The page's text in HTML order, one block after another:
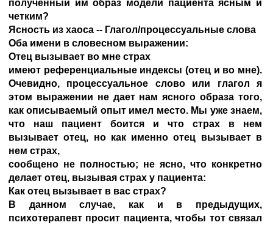
полученный им образ модели пациента ясным и
четким?
Ясность из хаоса -- Глагол/процессуальные слова
Оба имени в словесном выражении:
Отец вызывает во мне страх
имеют референциальные индексы (отец и во мне).
Очевидно, процессуальное слово или глагол я
этом выражении не дает нам ясного образа того,
как описываемый опыт имел место. Мы уже знаем,
что наш пациент боится и что страх в нем
вызывает отец, но как именно отец вызывает в
нем страх,
сообщено не полностью; не ясно, что конкретно
делает отец, вызывая страх у пациента:
Как отец вызывает в вас страх?
В данном случае, как и в предыдущих,
психотерапевт просит пациента, чтобы тот связал